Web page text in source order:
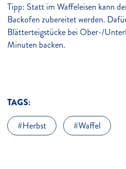
Tipp: Statt im Waffeleisen kann
Backofen zubereitet werden.
Blätterteigstücke bei Ober-/
Minuten backen.
TAGS:
Herbst
Waffel